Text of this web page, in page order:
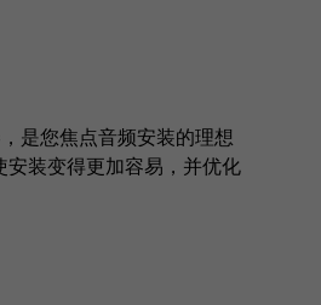
是您焦点音频安装的理想
装变得更加容易，并优化